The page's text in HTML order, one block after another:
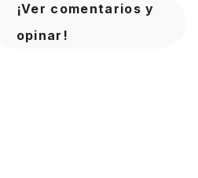
¡Ver comentarios y
opinar!